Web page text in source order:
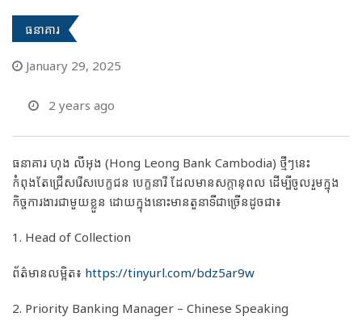
ធនាគារ
January 29, 2025
2 years ago
ធនាគារ ហុង លីអុង (Hong Leong Bank Cambodia) ថ្មីៗនេះ
កំពុងតែជ្រើសរើសបេក្ខជន បេក្ខនារី ដែលមានសក្តានុពល ដើម្បីចូលរួមក្នុង
កិច្ចការងារជាមួយខ្លួន ដោយក្នុងនោះមានតួនាទីជាច្រើនដូចជា៖
1. Head of Collection
ព័ត៌មានលម្អិត៖ https://tinyurl.com/bdz5ar9w
2. Priority Banking Manager – Chinese Speaking